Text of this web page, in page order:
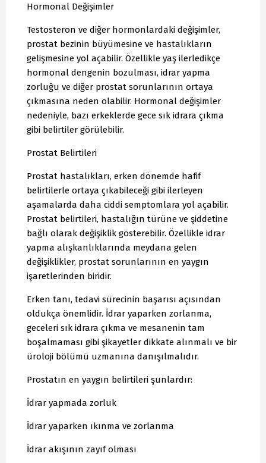
Hormonal Değişimler
Testosteron ve diğer hormonlardaki değişimler,
prostat bezinin büyümesine ve hastalıkların
gelişmesine yol açabilir. Özellikle yaş ilerledikçe
hormonal dengenin bozulması, idrar yapma
zorluğu ve diğer prostat sorunlarının ortaya
çıkmasına neden olabilir. Hormonal değişimler
nedeniyle, bazı erkeklerde gece sık idrara çıkma
gibi belirtiler görülebilir.
Prostat Belirtileri
Prostat hastalıkları, erken dönemde hafif
belirtilerle ortaya çıkabileceği gibi ilerleyen
aşamalarda daha ciddi semptomlara yol açabilir.
Prostat belirtileri, hastalığın türüne ve şiddetine
bağlı olarak değişiklik gösterebilir. Özellikle idrar
yapma alışkanlıklarında meydana gelen
değişiklikler, prostat sorunlarının en yaygın
işaretlerinden biridir.
Erken tanı, tedavi sürecinin başarısı açısından
oldukça önemlidir. İdrar yaparken zorlanma,
geceleri sık idrara çıkma ve mesanenin tam
boşalmaması gibi şikayetler dikkate alınmalı ve bir
üroloji bölümü uzmanına danışılmalıdır.
Prostatın en yaygın belirtileri şunlardır:
İdrar yapmada zorluk
İdrar yaparken ıkınma ve zorlanma
İdrar akışının zayıf olması